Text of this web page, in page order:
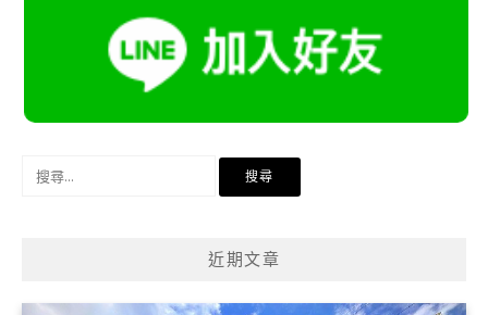
近期文章